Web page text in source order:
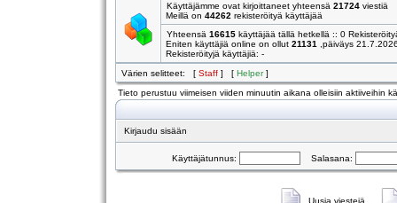
Käyttäjämme ovat kirjoittaneet yhteensä 21724 viestiä
Meillä on 44262 rekisteröityä käyttäjää
Yhteensä 16615 käyttäjää tällä hetkellä :: 0
Eniten käyttäjiä online on ollut 21131
,päiväys
Rekisteröityjä käyttäjiä: -
Värien selitteet: [ Staff ] [ Helper]
Tieto perustuu viimeisen viiden minuutin aikana olleisiin aktiiveihin
Kirjaudu sisään
Käyttäjätunnus: Salasana:
Uusia viestejä